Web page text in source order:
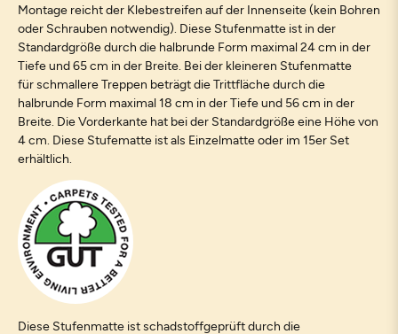
Montage reicht der Klebestreifen auf der Innenseite (kein Bohren
oder Schrauben notwendig). Diese Stufenmatte ist in der
Standardgröße durch die halbrunde Form maximal 24 cm in der
Tiefe und 65 cm in der Breite. Bei der kleineren Stufenmatte
für schmallere Treppen beträgt die Trittfläche durch die
halbrunde Form maximal 18 cm in der Tiefe und 56 cm in der
Breite. Die Vorderkante hat bei der Standardgröße eine Höhe von
4 cm. Diese Stufematte ist als Einzelmatte oder im 15er Set
erhältlich.
Diese Stufenmatte ist schadstoffgeprüft durch die